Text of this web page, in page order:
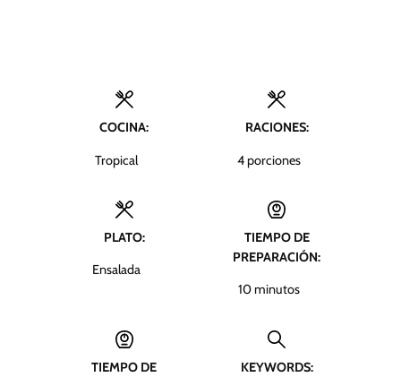
COCINA:
Tropical
RACIONES:
4porciones
PLATO:
Ensalada
TIEMPO DE
PREPARACIÓN:
10m
t
minutos
TIEMPO DE
KEYWORDS: